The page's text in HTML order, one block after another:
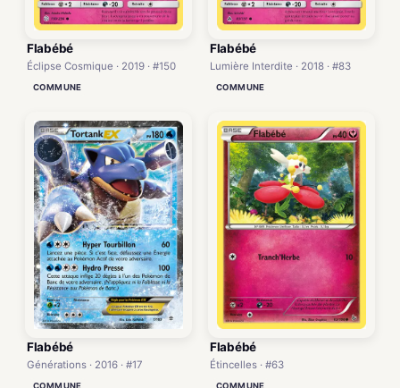
Flabébé
Éclipse Cosmique · 2019 · #150
COMMUNE
Flabébé
Lumière Interdite · 2018 · #83
COMMUNE
Flabébé
Générations · 2016 · #17
COMMUNE
Flabébé
Étincelles · #63
COMMUNE